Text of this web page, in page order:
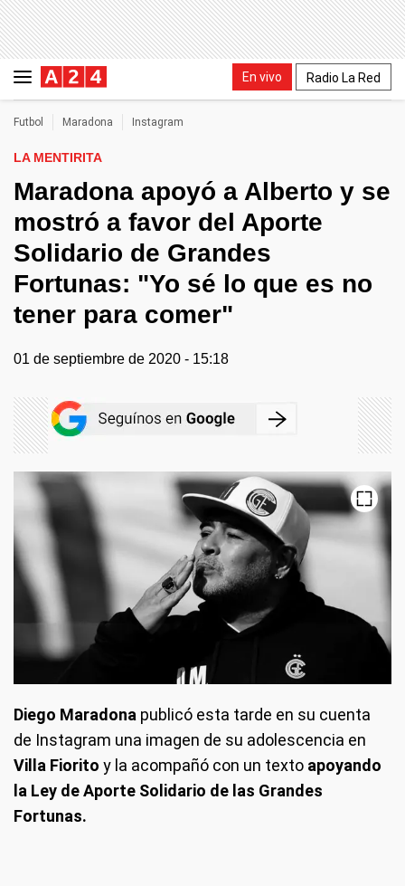
En vivo Radio La Red
Futbol Maradona Instagram
LA MENTIRITA
Maradona apoyó a Alberto y se
mostró a favor del Aporte
Solidario de Grandes
Fortunas: "Yo sé lo que es no
tener para comer"
01 de septiembre de 2020 - 15:18
Diego Maradona publicó esta tarde en su cuenta
de Instagram una imagen de su adolescencia en
Villa Fiorito y la acompañó con un texto apoyando
la Ley de Aporte Solidario de las Grandes
Fortunas.